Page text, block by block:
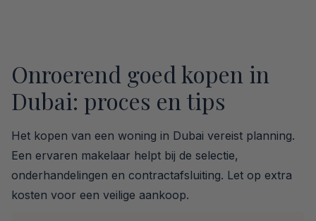
Onroerend goed kopen in
Dubai: proces en tips
Het kopen van een woning in Dubai vereist planning.
Een ervaren makelaar helpt bij de selectie,
onderhandelingen en contractafsluiting. Let op extra
kosten voor een veilige aankoop.